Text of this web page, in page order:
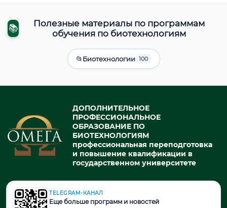
📚
Полезные материалы по программам
обучения по биотехнологиям
📂Биотехнологии 100
ДОПОЛНИТЕЛЬНОЕ
ПРОФЕССИОНАЛЬНОЕ
ОБРАЗОВАНИЕ ПО
БИОТЕХНОЛОГИЯМ
профессиональная переподготовка
и повышение квалификации в
государственном университете
© 2026. При использовании материалов портала активная ссылка
TELEGRAM-КАНАЛ
Еще больше программ и новостей